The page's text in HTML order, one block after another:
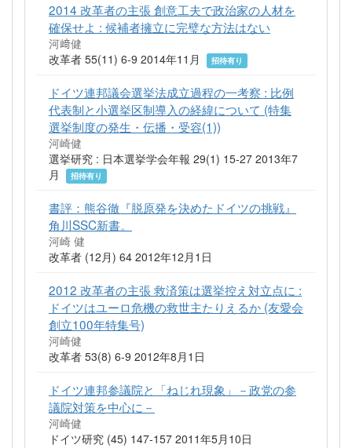
2014 改革者の主張 創意工夫で政治家の人材を
確保せよ : 候補者擁立に完璧な方法はない
河﨑健
改革者 55(11) 6-9 2014年11月
招待有り
ドイツ連邦議会選挙法成立過程の一考察 : 比例
代表制と小選挙区制導入の経緯について (特集
選挙制度の発生・伝播・受容(1))
河崎健
選挙研究 : 日本選挙学会年報 29(1) 15-27 2013年7
月
招待有り
書評：熊谷徹『脱原発を決めたドイツの挑戦』
角川SSC新書。
河崎 健
改革者 (12月) 64 2012年12月1日
2012 改革者の主張 救済策は選挙控え対立点に :
ドイツはユーロ危機の救世主たりえるか (友愛会
創立100年特集号)
河崎健
改革者 53(8) 6-9 2012年8月1日
ドイツ連邦参議院と「ねじれ現象」－政党の参
議院対策を中心に－
河崎健
ドイツ研究 (45) 147-157 2011年5月10日